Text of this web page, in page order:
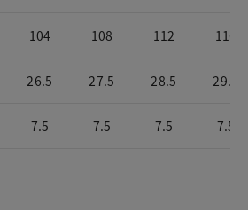
104 108 112 116
26.5 27.5 28.5 29.5
7.5 7.5 7.5 7.5